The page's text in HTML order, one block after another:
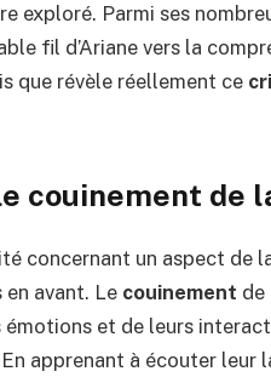
exploré. Parmi ses
fil d’Ariane vers la
que révèle réellement ce cri
couinement de
concernant un aspect de
en avant. Le couinement de
émotions et de leurs
apprenant à écouter leur